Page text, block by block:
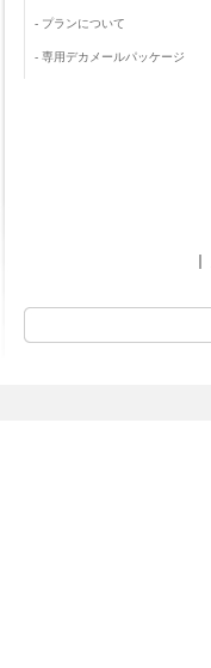
- プランについて
- 専用デカメールパッケージ